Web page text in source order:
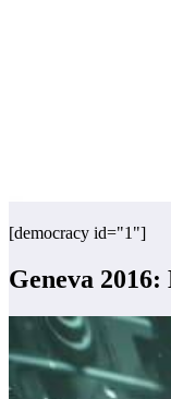
[democracy id="1"]
Geneva